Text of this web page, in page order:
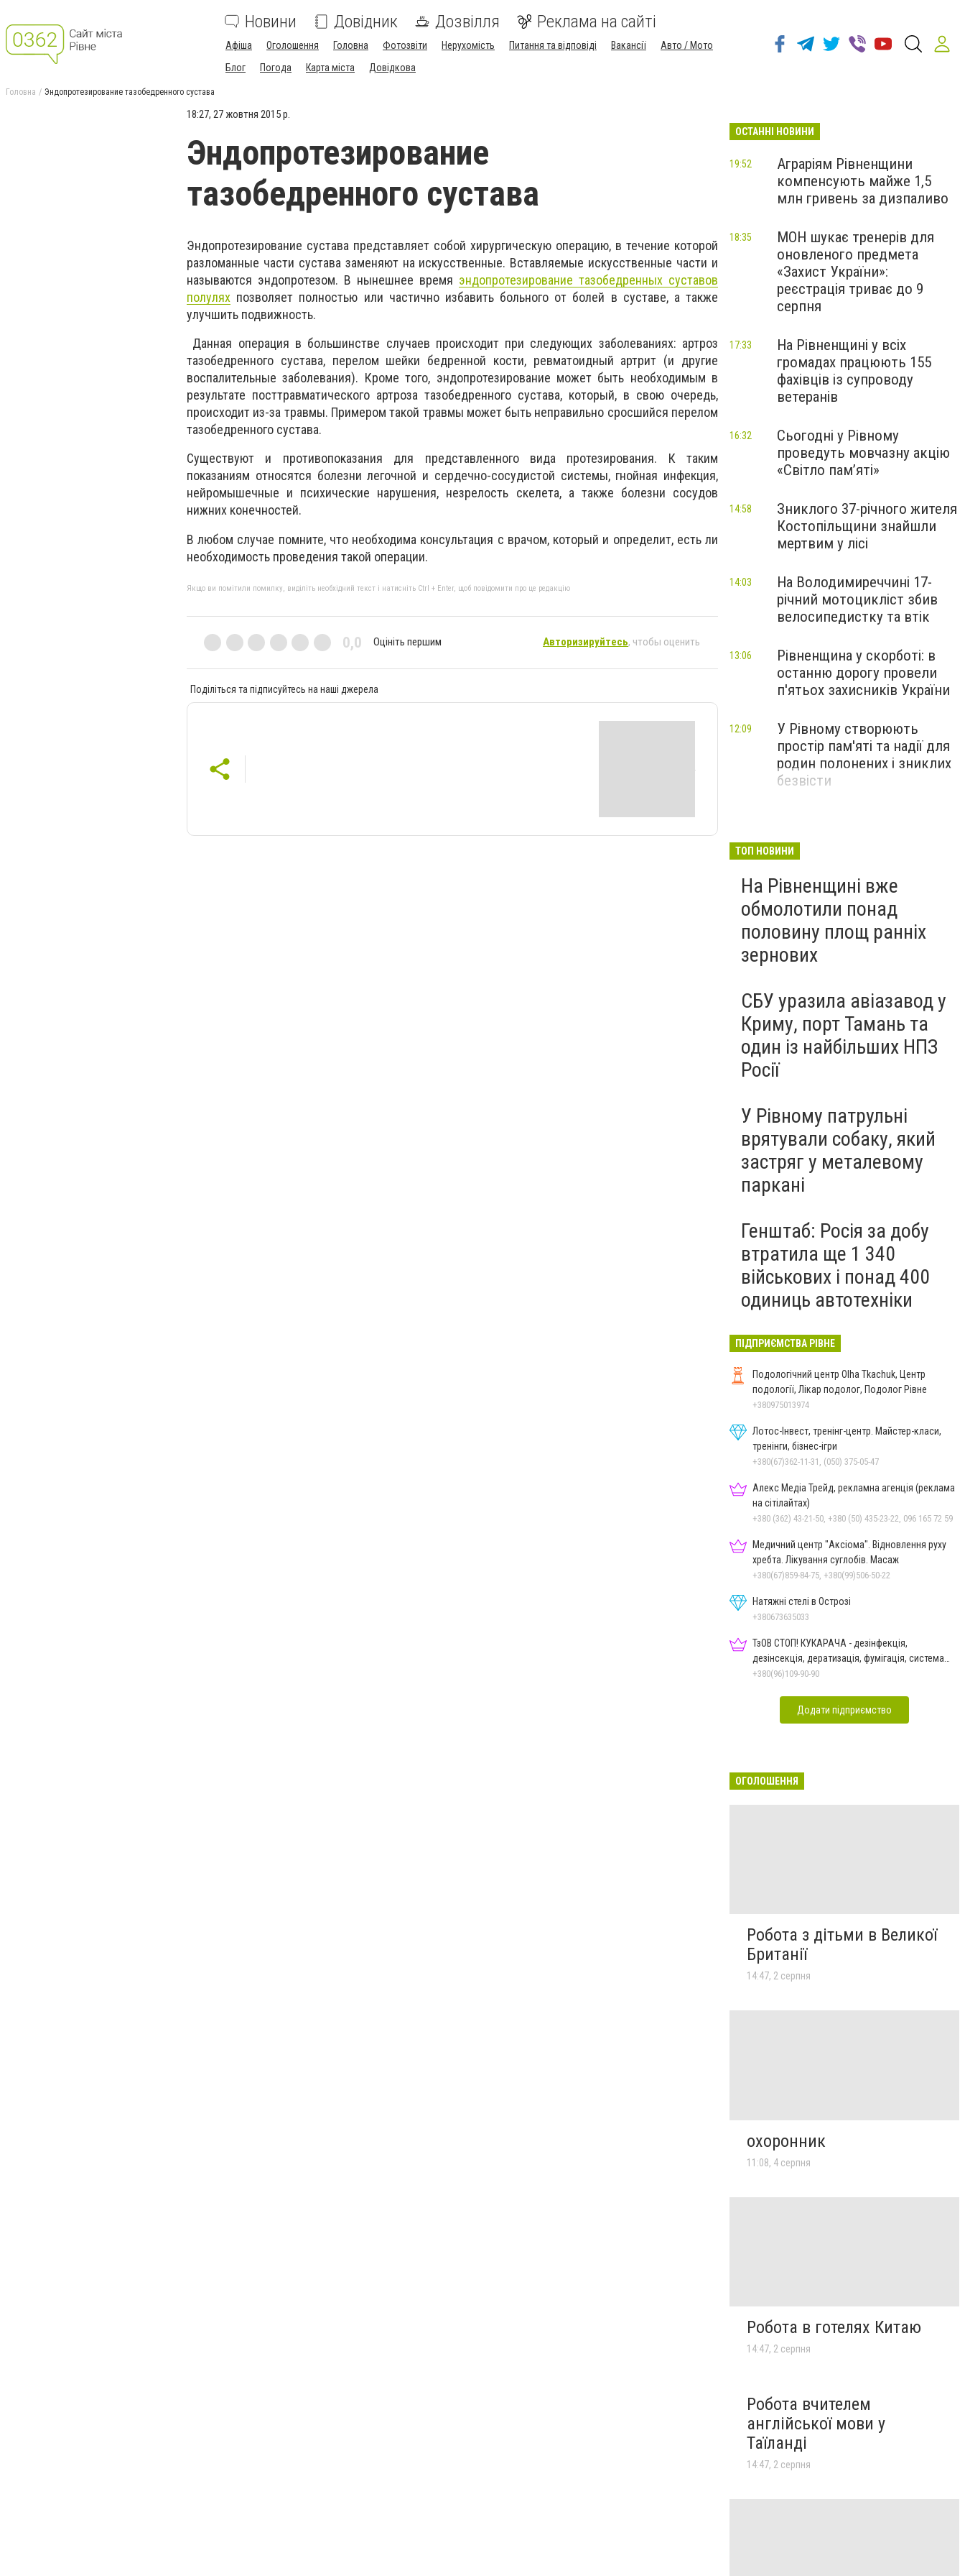
Новини Довідник Дозвілля Реклама на сайті
Афіша Оголошення Головна Фотозвіти Нерухомість Питання та відповіді Вакансії
Авто / Мото
Блог
Погода Карта міста Довідкова
Головна Эндопротезирование тазобедренного сустава
18:27, 27 жовтня 2015 р.
Эндопротезирование
тазобедренного сустава
Эндопротезирование сустава представляет собой хирургическую операцию, в течение которой
разломанные части сустава заменяют на искусственные. Вставляемые искусственные части и
называются эндопротезом. В нынешнее время эндопротезирование тазобедренных суставов
полулях позволяет полностью или частично избавить больного от болей в суставе, а также
улучшить подвижность.
Данная операция в большинстве случаев происходит при следующих заболеваниях: артроз
тазобедренного сустава, перелом шейки бедренной кости, ревматоидный артрит (и другие
воспалительные заболевания). Кроме того, эндопротезирование может быть необходимым в
результате посттравматического артроза тазобедренного сустава, который, в свою очередь,
происходит из-за травмы. Примером такой травмы может быть неправильно сросшийся перелом
тазобедренного сустава.
Существуют и противопоказания для представленного вида протезирования. К таким
показаниям относятся болезни легочной и сердечно-сосудистой системы, гнойная инфекция,
нейромышечные и психические нарушения, незрелость скелета, а также болезни сосудов
нижних конечностей.
В любом случае помните, что необходима консультация с врачом, который и определит, есть ли
необходимость проведения такой операции.
Якщо ви помітили помилку, виділіть необхідний текст і натисніть Ctrl + Enter, щоб повідомити про це редакцію
0,0 Оцініть першим Авторизируйтесь, чтобы оценить
Поділіться та підписуйтесь на наші джерела
ОСТАННІ НОВИНИ
Аграріям Рівненщини
компенсують майже 1,5
млн гривень за дизпаливо
19:52
МОН шукає тренерів для
оновленого предмета
«Захист України»:
реєстрація триває до 9
серпня
18:35
На Рівненщині у всіх
громадах працюють 155
фахівців із супроводу
ветеранів
17:33
Сьогодні у Рівному
проведуть мовчазну акцію
«Світло пам’яті»
16:32
Зниклого 37-річного жителя
Костопільщини знайшли
мертвим у лісі
14:58
На Володимиреччині 17-
річний мотоцикліст збив
велосипедистку та втік
14:03
Рівненщина у скорботі: в
останню дорогу провели
п'ятьох захисників України
13:06
У Рівному створюють
простір пам'яті та надії для
родин полонених і зниклих
безвісти
12:09
ТОП НОВИНИ
На Рівненщині вже
обмолотили понад
половину площ ранніх
зернових
СБУ уразила авіазавод у
Криму, порт Тамань та
один із найбільших НПЗ
Росії
У Рівному патрульні
врятували собаку, який
застряг у металевому
паркані
Генштаб: Росія за добу
втратила ще 1 340
військових і понад 400
одиниць автотехніки
ПІДПРИЄМСТВА РІВНЕ
Подологічний центр Olha Tkachuk, Центр
подології, Лікар подолог, Подолог Рівне
+380975013974
Лотос-Інвест, тренінг-центр. Майстер-класи,
тренінги, бізнес-ігри
+380(67)362-11-31, (050) 375-05-47
Алекс Медіа Трейд, рекламна агенція (реклама
на сітілайтах)
+380 (362) 43-21-50, +380 (50) 435-23-22, 096 165 72 59
Медичний центр "Аксіома". Відновлення руху
хребта. Лікування суглобів. Масаж
+380(67)859-84-75, +380(99)506-50-22
Натяжні стелі в Острозі
+380673635033
ТзОВ СТОП! КУКАРАЧА - дезінфекція,
дезінсекція, дератизація, фумігація, система
HACCP
+380(96)109-90-90
Додати підприємство
ОГОЛОШЕННЯ
Робота з дітьми в Великої
Британії
14:47, 2 серпня
охоронник
11:08, 4 серпня
Робота в готелях Китаю
14:47, 2 серпня
Робота вчителем
англійської мови у
Таїланді
14:47, 2 серпня